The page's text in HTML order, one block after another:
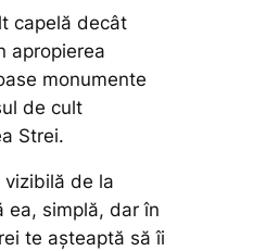
capelă decât
apropierea
monumente
de cult
Strei.
de la
simplă, dar în
te așteaptă să îi